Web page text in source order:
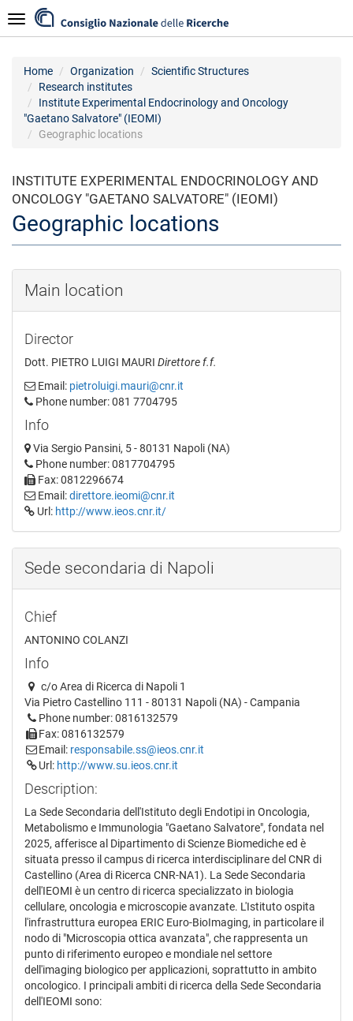
to
main
Navigazione
Home Organization
Scientific Structures
Research institutes
Institute Experimental Endocrinology and Oncology
"Gaetano Salvatore" (IEOMI)
Geographic locations
INSTITUTE EXPERIMENTAL ENDOCRINOLOGY AND
ONCOLOGY "GAETANO SALVATORE" (IEOMI)
Geographic locations
Main location
Director
Dott. PIETRO LUIGI MAURI Direttore f.f.
Email: pietroluigi.mauri@cnr.it
Phone number: 081 7704795
Info
Via Sergio Pansini, 5 - 80131 Napoli (NA)
Phone number: 0817704795
Fax: 0812296674
Email:direttore.ieomi@cnr.it
Url: http://www.ieos.cnr.it/
Sede secondaria di Napoli
Chief
ANTONINO COLANZI
Info
c/o Area di Ricerca di Napoli 1
Via Pietro Castellino 111 - 80131 Napoli (NA) - Campania
Phone number: 0816132579
Fax: 0816132579
Email: responsabile.ss@ieos.cnr.it
Url: http://www.su.ieos.cnr.it
Description:
La Sede Secondaria dell'Istituto degli Endotipi in Oncologia,
Metabolismo e Immunologia "Gaetano Salvatore", fondata nel
2025, afferisce al Dipartimento di Scienze Biomediche ed è
situata presso il campus di ricerca interdisciplinare del CNR di
Castellino (Area di Ricerca CNR-NA1). La Sede Secondaria
dell'IEOMI è un centro di ricerca specializzato in biologia
cellulare, oncologia e microscopie avanzate. L'Istituto ospita
l'infrastruttura europea ERIC Euro-BioImaging, in particolare il
nodo di "Microscopia ottica avanzata", che rappresenta un
punto di riferimento europeo e mondiale nel settore
dell'imaging biologico per applicazioni, soprattutto in ambito
oncologico. I principali ambiti di ricerca della Sede Secondaria
dell'IEOMI sono: